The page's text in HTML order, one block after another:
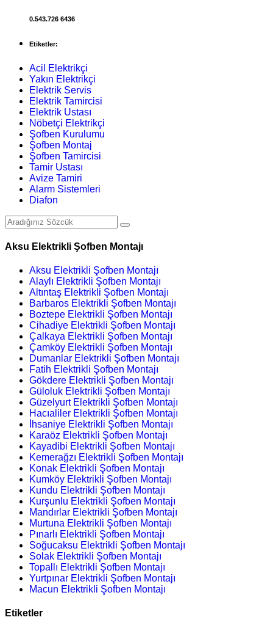
0.543.726 6436
Etiketler:
Acil Elektrikçi
Yakın Elektrikçi
Elektrik Servis
Elektrik Tamircisi
Elektrik Ustası
Nöbetçi Elektrikçi
Şofben Kurulumu
Şofben Montaj
Şofben Tamircisi
Tamir Ustası
Avize Tamiri
Alarm Sistemleri
Diafon
Aksu Elektrikli Şofben Montajı
Aksu Elektrikli Şofben Montajı
Alaylı Elektrikli Şofben Montajı
Altıntaş Elektrikli Şofben Montajı
Barbaros Elektrikli Şofben Montajı
Boztepe Elektrikli Şofben Montajı
Cihadiye Elektrikli Şofben Montajı
Çalkaya Elektrikli Şofben Montajı
Çamköy Elektrikli Şofben Montajı
Dumanlar Elektrikli Şofben Montajı
Fatih Elektrikli Şofben Montajı
Gökdere Elektrikli Şofben Montajı
Güloluk Elektrikli Şofben Montajı
Güzelyurt Elektrikli Şofben Montajı
Hacıaliler Elektrikli Şofben Montajı
İhsaniye Elektrikli Şofben Montajı
Karaöz Elektrikli Şofben Montajı
Kayadibi Elektrikli Şofben Montajı
Kemerağzı Elektrikli Şofben Montajı
Konak Elektrikli Şofben Montajı
Kumköy Elektrikli Şofben Montajı
Kundu Elektrikli Şofben Montajı
Kurşunlu Elektrikli Şofben Montajı
Mandırlar Elektrikli Şofben Montajı
Murtuna Elektrikli Şofben Montajı
Pınarlı Elektrikli Şofben Montajı
Soğucaksu Elektrikli Şofben Montajı
Solak Elektrikli Şofben Montajı
Topallı Elektrikli Şofben Montajı
Yurtpınar Elektrikli Şofben Montajı
Macun Elektrikli Şofben Montajı
Etiketler